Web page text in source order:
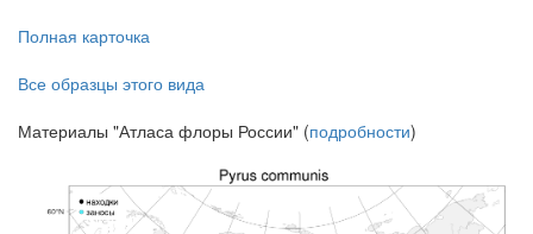
Полная карточка
Все образцы этого вида
Материалы "Атласа флоры России" (подробности)